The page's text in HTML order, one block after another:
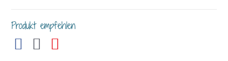
führe
ein
Produkt empfehlen